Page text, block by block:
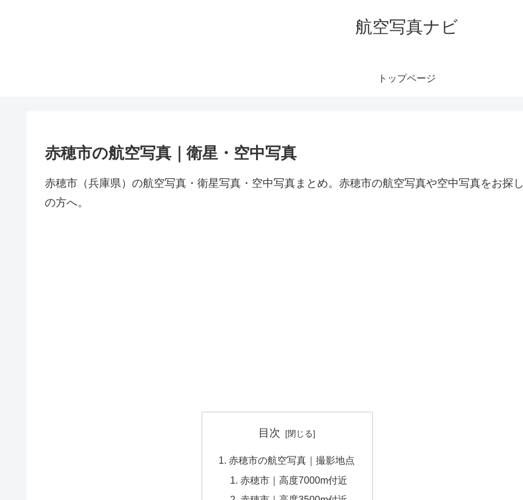
航空写真ナビ
トップページ
赤穂市の航空写真｜衛星・空中写真
赤穂市（兵庫県）の航空写真・衛星写真・空中写真まとめ。赤穂市の航空写真や空中写真をお探し
の方へ。
目次
赤穂市の航空写真｜撮影地点
赤穂市｜高度7000m付近